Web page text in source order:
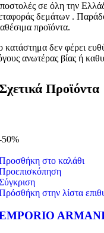
σε όλη την
δεμάτων .
προϊόντα.
κατάστημα δεν φέρει
ανωτέρας βίας ή
Προϊόντα
50%
στο καλάθι
στην λίστα